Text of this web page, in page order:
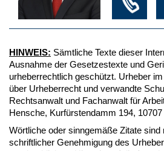
HINWEIS: Sämtliche Texte dieser
Ausnahme der Gesetzestexte und
urheberrechtlich geschützt. Urheber
über Urheberrecht und verwandte
Rechtsanwalt und Fachanwalt für
Hensche, Kurfürstendamm 194, 10707
Wörtliche oder sinngemäße Zitate sind
schriftlicher Genehmigung des